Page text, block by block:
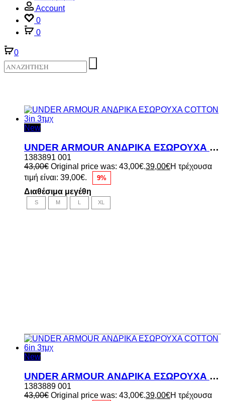
Account
0
0
0
New
UNDER ARMOUR ΑΝΔΡΙΚΑ ΕΣΩΡΟΥΧΑ COTTON 3in 3τμχ
1383891 001
43,00€ Original price was: 43,00€.39,00€Η τρέχουσα
τιμή είναι: 39,00€.
9%
Διαθέσιμα μεγέθη
S M L XL
New
UNDER ARMOUR ΑΝΔΡΙΚΑ ΕΣΩΡΟΥΧΑ COTTON 6in 3τμχ
1383889 001
43,00€ Original price was: 43,00€.39,00€Η τρέχουσα